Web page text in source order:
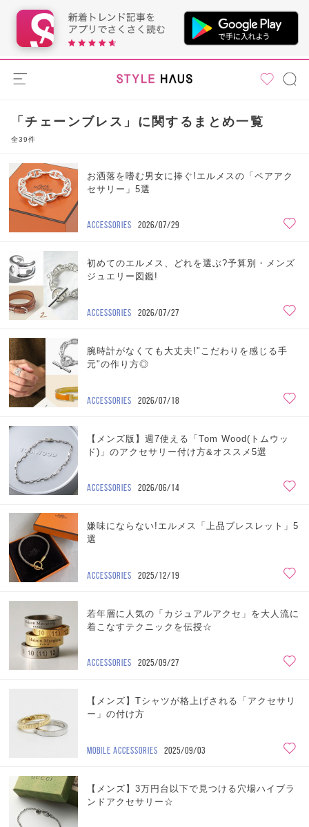
「チェーンブレス」に関するまとめ一覧
全39件
お洒落を嗜む男女に捧ぐ!エルメスの「ペアアク
セサリー」5選
ACCESSORIES 2026/07/29
初めてのエルメス、どれを選ぶ?予算別・メンズ
ジュエリー図鑑!
ACCESSORIES 2026/07/27
腕時計がなくても大丈夫!"こだわりを感じる手
元"の作り方◎
ACCESSORIES 2026/07/18
【メンズ版】週7使える「Tom Wood(トムウッ
ド)」のアクセサリー付け方&オススメ5選
ACCESSORIES 2026/06/14
嫌味にならない!エルメス「上品ブレスレット」5
選
ACCESSORIES 2025/12/19
若年層に人気の「カジュアルアクセ」を大人流に
着こなすテクニックを伝授☆
ACCESSORIES 2025/09/27
【メンズ】Tシャツが格上げされる「アクセサリ
ー」の付け方
MOBILE ACCESSORIES 2025/09/03
【メンズ】3万円台以下で見つける穴場ハイブラ
ンドアクセサリー☆